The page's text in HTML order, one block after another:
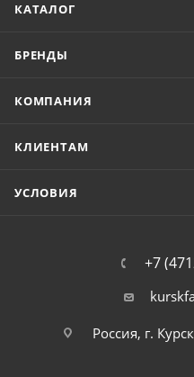
КАТАЛОГ
БРЕНДЫ
КОМПАНИЯ
КЛИЕНТАМ
УСЛОВИЯ
+7
Россия, г.